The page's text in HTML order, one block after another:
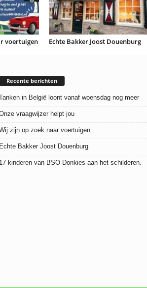
voertuigen Echte Bakker Joost Douenburg
Recente berichten
in België loont vanaf woensdag nog meer
vraagwijzer helpt jou
zijn op zoek naar voertuigen
Echte Bakker Joost Douenburg
17 kinderen van BSO Donkies aan het schilderen.